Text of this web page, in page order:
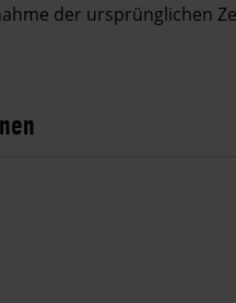
der ursprünglichen